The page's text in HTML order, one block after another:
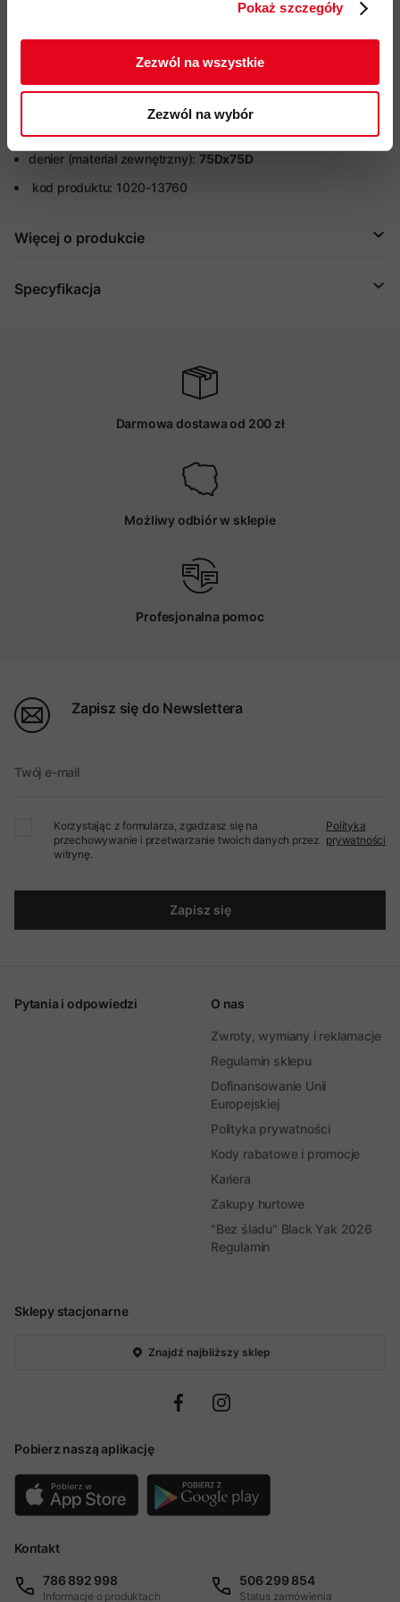
Pokaż szczegóły
Zezwól na wszystkie
Zezwól na wybór
przeciwśnieżne wewnątrz końca nogawek z
regulacja szerokości każdej z nogawek za pomocą
przyjazność środowiskowa: materiały z recyklingu,
denier (materiał zewnętrzny): 75Dx75D
kod produktu: 1020-13760
Więcej o produkcie
Specyfikacja
Darmowa dostawa od 200 zł
Możliwy odbiór w sklepie
Profesjonalna pomoc
Zapisz się do Newslettera
Twój e-mail
Korzystając z formularza, zgadzasz się na
przechowywanie i przetwarzanie twoich danych przez
witrynę.
Polityka
prywatności
Zapisz się
Sklepy stacjonarne
Znajdź najbliższy sklep
Pobierz naszą aplikację
Pytania i odpowiedzi O nas
Zwroty, wymiany i reklamacje
Regulamin sklepu
Dofinansowanie Unii
Europejskiej
Polityka prywatności
Kody rabatowe i promocje
Kariera
Zakupy hurtowe
"Bez śladu" Black Yak 2026
Regulamin
Kontakt
786 892 998
Informacje o produktach
506 299 854
Status zamówienia